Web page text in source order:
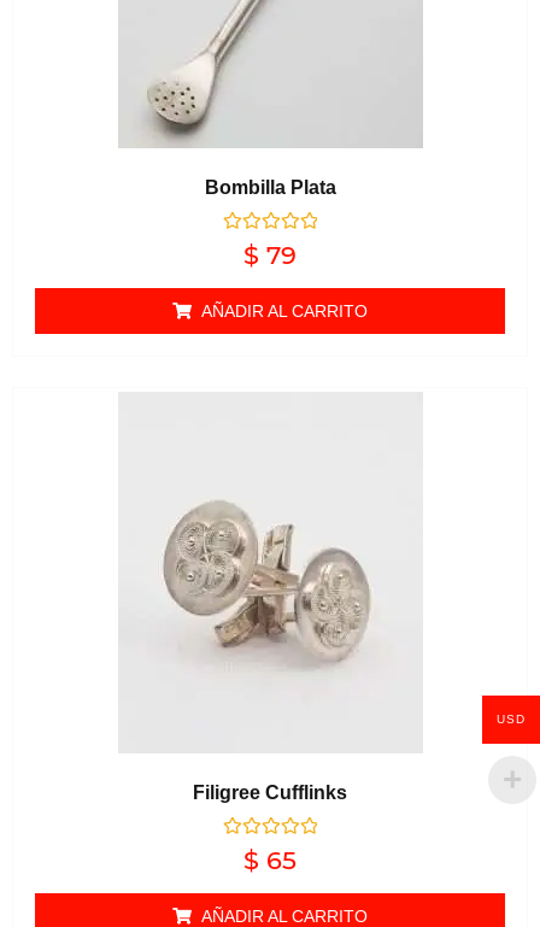
Bombilla Plata
Valorado en
$ 79
AÑADIR AL CARRITO
Filigree Cufflinks
Valorado en
$ 65
AÑADIR AL CARRITO
USD